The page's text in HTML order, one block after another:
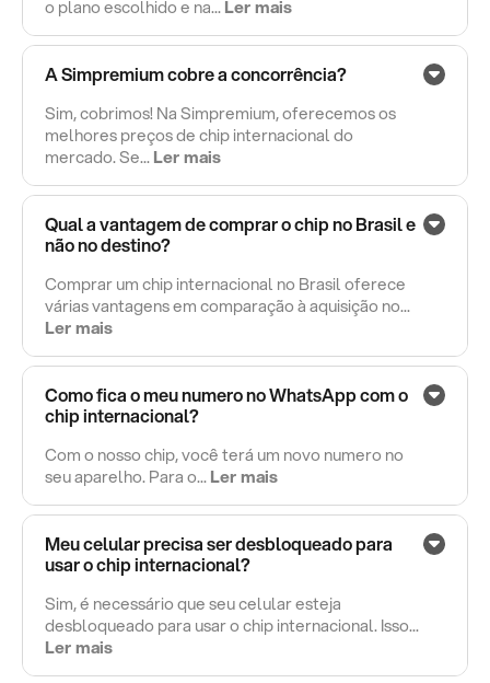
o plano escolhido e na...Ler mais
A Simpremium cobre a concorrência?
Sim, cobrimos! Na Simpremium, oferecemos os
melhores preços de chip internacional do
mercado. Se...Ler mais
Qual a vantagem de comprar o chip no Brasil e
não no destino?
Comprar um chip internacional no Brasil oferece
várias vantagens em comparação à aquisição no...
Ler mais
Como fica o meu numero no WhatsApp com o
chip internacional?
Com o nosso chip, você terá um novo numero no
seu aparelho. Para o...Ler mais
Meu celular precisa ser desbloqueado para
usar o chip internacional?
Sim, é necessário que seu celular esteja
desbloqueado para usar o chip internacional. Isso...
Ler mais